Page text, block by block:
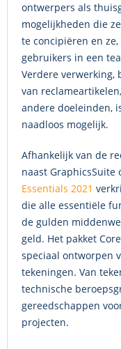
ontwerpers als
mogelijkheden die
te concipiëren en
gebruikers in een
Verdere verwerking,
van
andere doeleinden,
naadloos mogelijk.
Afhankelijk van de
naast GraphicsSuite
Essentials 2021
die alle essentiële
de gulden
geld. Het pakket
speciaal ontworpen
tekeningen. Van
technische
gereedschappen
projecten.